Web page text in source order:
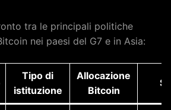
tra le principali politiche
nei paesi del G7 e in Asia:
Tipo di
istituzione
Allocazione
Bitcoin